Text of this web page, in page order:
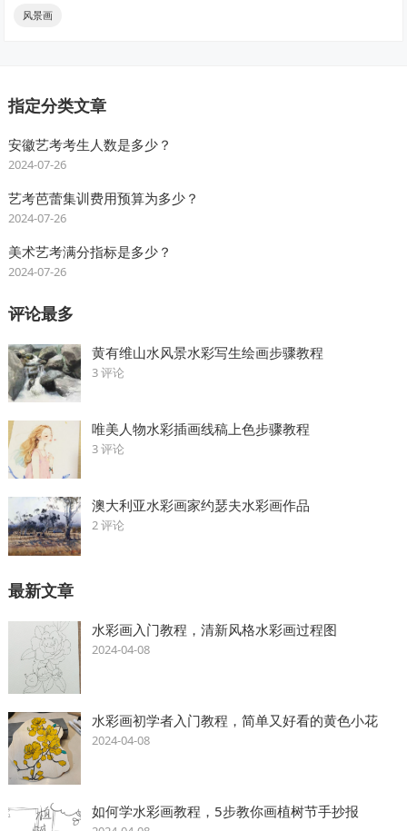
风景画
指定分类文章
安徽艺考考生人数是多少？
2024-07-26
艺考芭蕾集训费用预算为多少？
2024-07-26
美术艺考满分指标是多少？
2024-07-26
评论最多
黄有维山水风景水彩写生绘画步骤教程
3 评论
唯美人物水彩插画线稿上色步骤教程
3 评论
澳大利亚水彩画家约瑟夫水彩画作品
2 评论
最新文章
水彩画入门教程，清新风格水彩画过程图
2024-04-08
水彩画初学者入门教程，简单又好看的黄色小花
2024-04-08
如何学水彩画教程，5步教你画植树节手抄报